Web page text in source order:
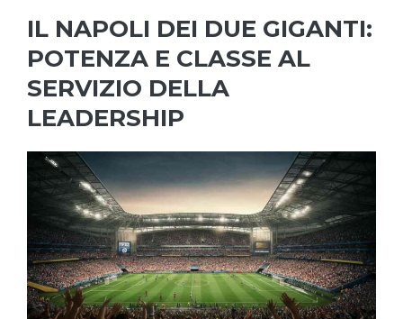
IL NAPOLI DEI DUE GIGANTI:
POTENZA E CLASSE AL
SERVIZIO DELLA
LEADERSHIP